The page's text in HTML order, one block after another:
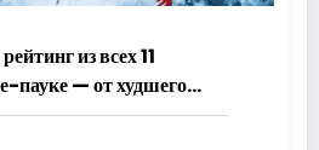
из всех 11
пауке — от худшего